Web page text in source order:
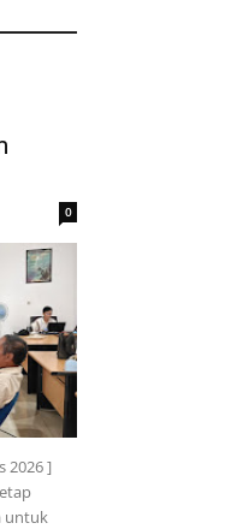
0
2026 ]
untuk